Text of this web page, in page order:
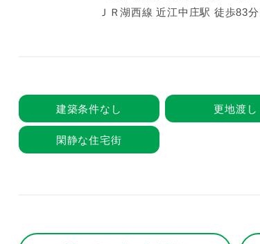
ＪＲ湖西線 近江中庄駅 徒歩83分
建築条件なし 更地渡し
閑静な住宅街